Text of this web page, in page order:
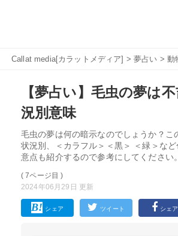
Callat media[カラットメディア] >夢占い > 動
【夢占い】毛虫の夢は
況別意味
毛虫の夢は何の暗示なのでしょうか？
状況別、＜カラフル＞＜黒＞ ＜緑＞な
意点も紹介するので参考にしてください。
( 7ページ目 )
2024年06月29日 更新
シェア ツイート シェア